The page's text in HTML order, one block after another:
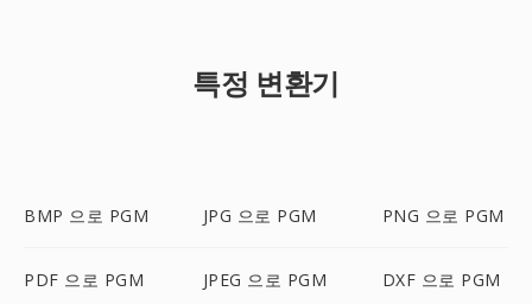
특정 변환기
BMP 으로 PGM JPG 으로 PGM PNG 으로 PGM
PDF 으로 PGM JPEG 으로 PGM DXF 으로 PGM